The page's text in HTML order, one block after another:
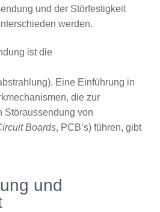
und der Störfestigkeit
werden.
ist die
Eine Einführung in
die zur
Störaussendung von
Boards, PCB’s) führen, gibt
und